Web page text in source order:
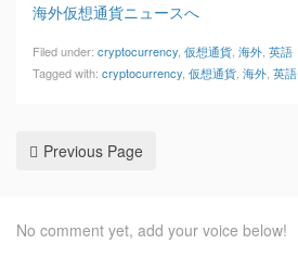
海外仮想通貨ニュースへ
Filed under: cryptocurrency 仮想通貨 海外 英語
Tagged with: cryptocurrency 仮想通貨 海外 英語
Previous Page
No comment yet, add your voice below!